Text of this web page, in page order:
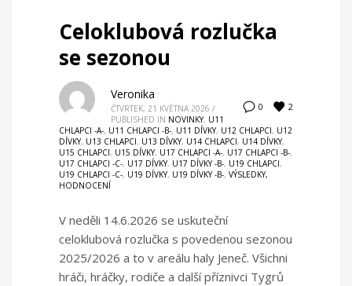
Celoklubová rozlučka
se sezonou
0 2
Veronika
ČTVRTEK, 21 KVĚTNA 2026 /
PUBLISHED IN NOVINKY, U11
CHLAPCI -A-, U11 CHLAPCI -B-, U11 DÍVKY, U12 CHLAPCI, U12
DÍVKY, U13 CHLAPCI, U13 DÍVKY, U14 CHLAPCI, U14 DÍVKY,
U15 CHLAPCI, U15 DÍVKY, U17 CHLAPCI -A-, U17 CHLAPCI -B-,
U17 CHLAPCI -C-, U17 DÍVKY, U17 DÍVKY -B-, U19 CHLAPCI,
U19 CHLAPCI -C-, U19 DÍVKY, U19 DÍVKY -B-, VÝSLEDKY,
HODNOCENÍ
V neděli 14.6.2026 se uskuteční
celoklubová rozlučka s povedenou sezonou
2025/2026 a to v areálu haly Jeneč. Všichni
hráči, hráčky, rodiče a další příznivci Tygrů